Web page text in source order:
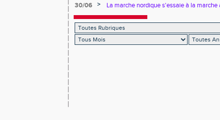
30/06
> La marche nordique s'essaie à la